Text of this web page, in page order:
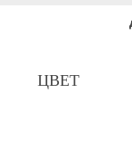
ЦВЕТ